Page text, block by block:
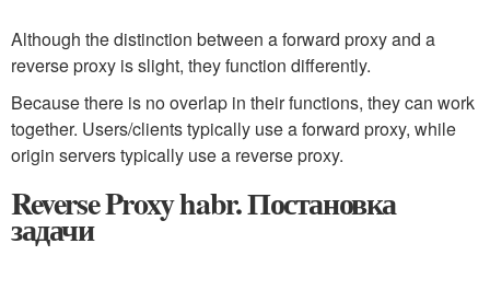
Although the distinction between a forward proxy and a
reverse proxy is slight, they function differently.
Because there is no overlap in their functions, they can work
together. Users/clients typically use a forward proxy, while
origin servers typically use a reverse proxy.
Reverse Proxy habr. Постановка
задачи